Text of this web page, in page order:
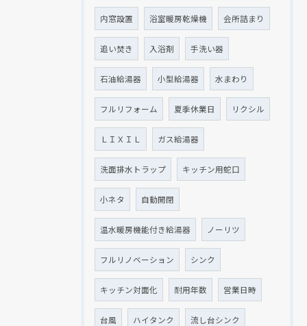
内窓設置 浴室暖房乾燥機 会所詰まり
追い焚き 入浴剤 手洗い器
石油給湯器 小型給湯器 水まわり
フルリフォーム 夏季休業日 リクシル
ＬＩＸＩＬ ガス給湯器
洗面排水トラップ キッチン用蛇口
小ネタ 自動開閉
温水暖房機能付き給湯器 ノーリツ
フルリノベーション シンク
キッチン対面化 耐用年数 営業日時
台風 ハイタンク 流し台シンク